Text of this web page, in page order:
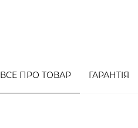
ВСЕ ПРО ТОВАР ГАРАНТІЯ